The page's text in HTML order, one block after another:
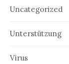
Uncategorized
Unterstützung
Virus